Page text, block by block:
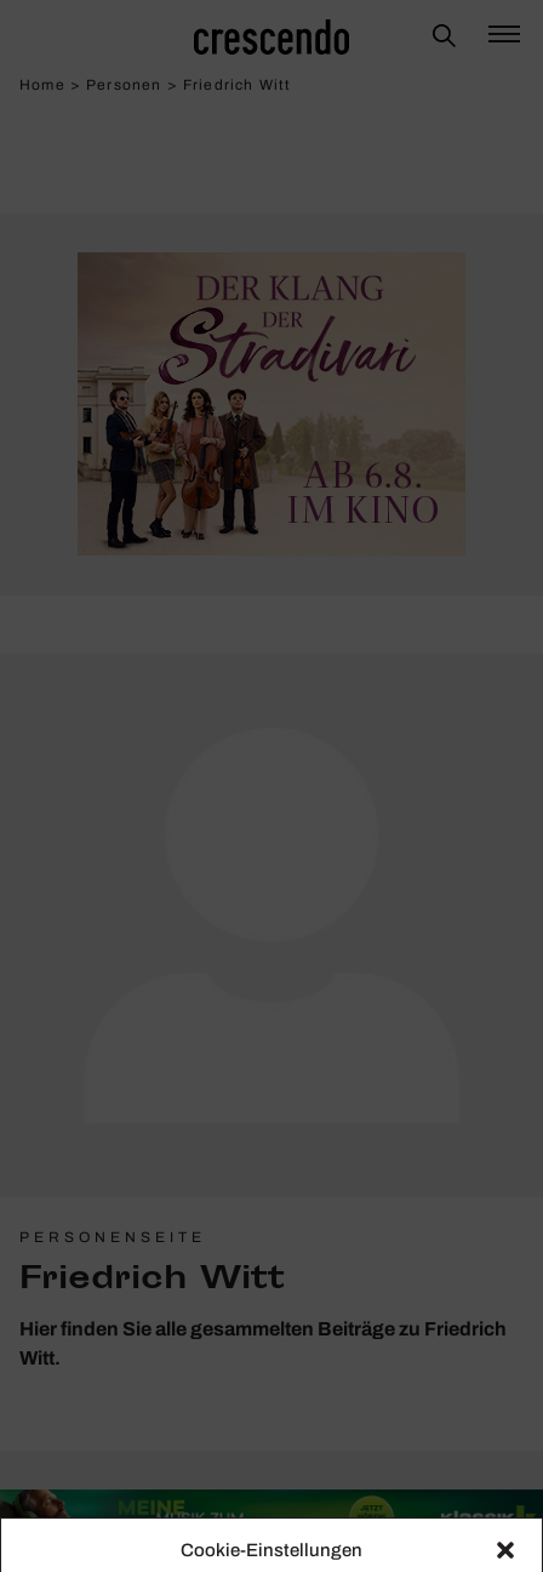
Cookie-Einstellungen
Home > Personen > Friedrich Witt
PERSONENSEITE
Friedrich Witt
Hier finden Sie alle gesammelten Beiträge zu Friedrich
Witt.